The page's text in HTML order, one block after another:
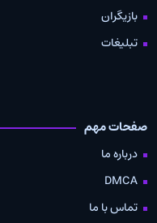
بازیگران
تبلیغات
صفحات مهم
درباره ما
DMCA
تماس با ما